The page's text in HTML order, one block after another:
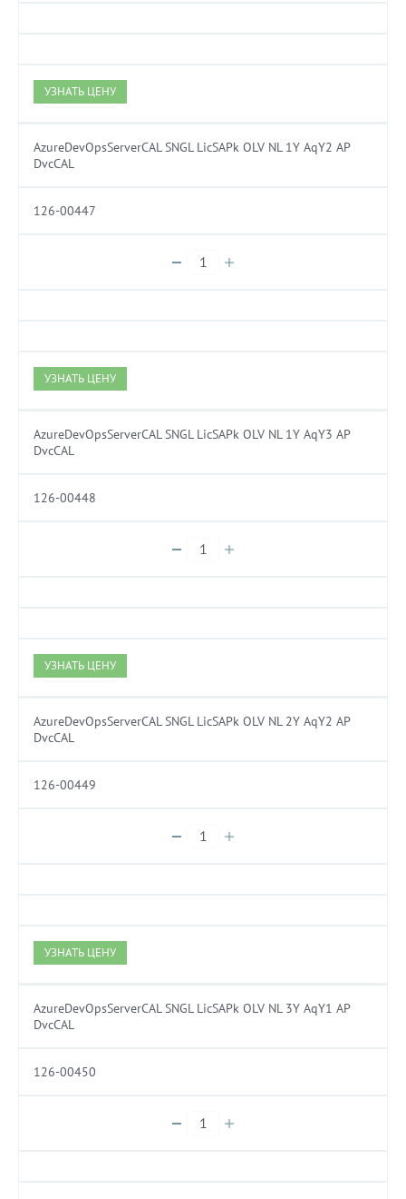
УЗНАТЬ ЦЕНУ
AzureDevOpsServerCAL SNGL LicSAPk OLV NL 1Y AqY2 AP
DvcCAL
126-00447
УЗНАТЬ ЦЕНУ
AzureDevOpsServerCAL SNGL LicSAPk OLV NL 1Y AqY3 AP
DvcCAL
126-00448
УЗНАТЬ ЦЕНУ
AzureDevOpsServerCAL SNGL LicSAPk OLV NL 2Y AqY2 AP
DvcCAL
126-00449
УЗНАТЬ ЦЕНУ
AzureDevOpsServerCAL SNGL LicSAPk OLV NL 3Y AqY1 AP
DvcCAL
126-00450